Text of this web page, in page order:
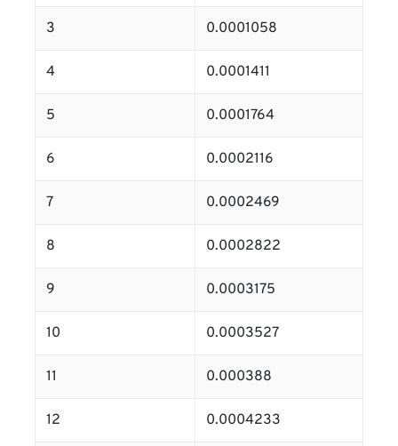
3 0.0001058
4 0.0001411
5 0.0001764
6 0.0002116
7 0.0002469
8 0.0002822
9 0.0003175
10 0.0003527
11 0.000388
12 0.0004233